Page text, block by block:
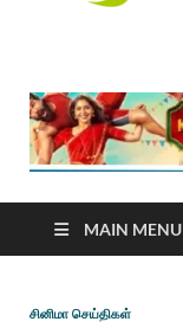
MAIN MENU
சினிமா செய்திகள்